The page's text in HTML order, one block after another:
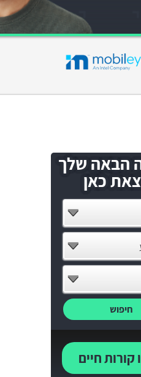
הבאה שלך
כאן
חיפוש
קורות חיים